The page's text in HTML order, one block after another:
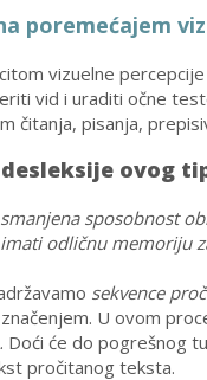
poremećajem
vizuelne
vid i uraditi očne
čitanja, pisanja,
ovog
sposobnost
odličnu memoriju
sekvence
U ovom
Doći će do pogrešnog
pročitanog teksta.